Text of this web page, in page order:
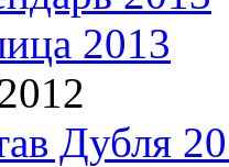
2013
Дубля